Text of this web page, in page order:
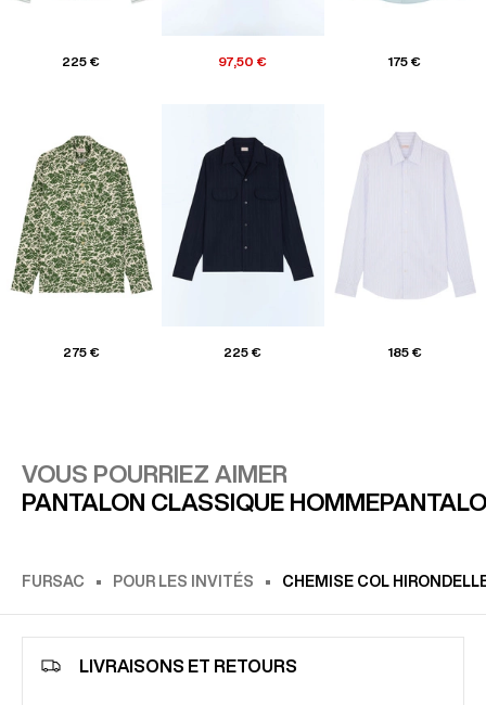
225 € 97,50 € 175 €
275 € 225 € 185 €
VOUS POURRIEZ AIMER
PANTALON CLASSIQUE HOMME
FURSAC POUR LES INVITÉS CHEMISE COL
LIVRAISONS ET RETOURS